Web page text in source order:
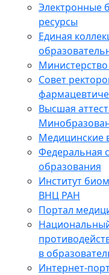
Электронные
ресурсы
Единая
Совет
Высшая
Медицинские
Федеральная
образования
Институт
ВНЦ РАН
Портал
в
Интернет-